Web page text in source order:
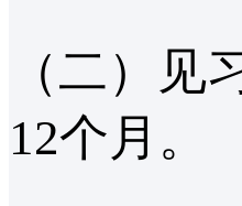
（二）见
12个月。